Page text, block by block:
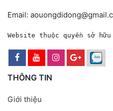
Email:
Website thuộc quyền sở hữu
THÔNG TIN
Giới thiệu